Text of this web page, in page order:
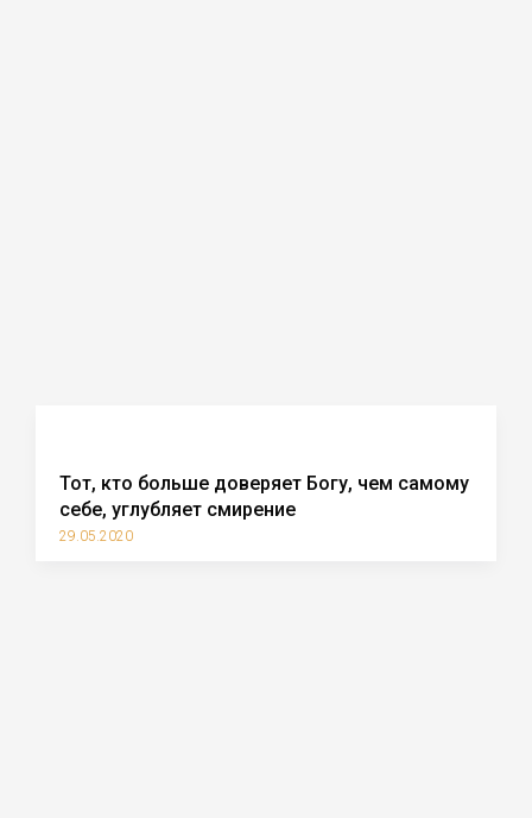
Тот, кто больше доверяет Богу, чем самому
себе, углубляет смирение
29.05.2020